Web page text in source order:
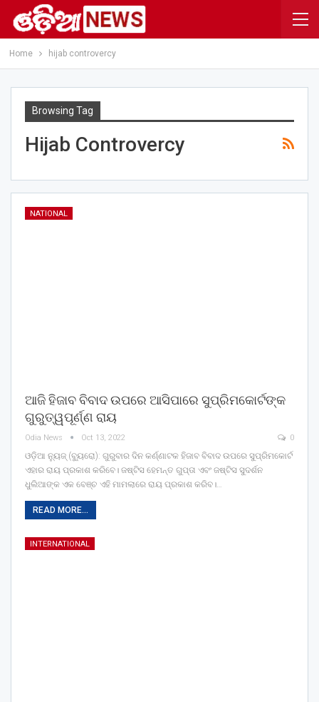
Home hijab controvercy
Browsing Tag
Hijab Controvercy
NATIONAL
ଆଜି ହିଜାବ ବିବାଦ ଉପରେ ଆସିପାରେ ସୁପ୍ରିମକୋର୍ଟଙ୍କ
ଗୁରୁତ୍ୱପୂର୍ଣ୍ଣ ରାୟ
Odia News Oct 13, 2022 0
ଓଡ଼ିଆ ନ୍ୟୁଜ୍ (ବ୍ୟୁରୋ): ଗୁରୁବାର ଦିନ କର୍ଣ୍ଣାଟକ ହିଜାବ ବିବାଦ ଉପରେ ସୁପ୍ରିମକୋର୍ଟ
ଏହାର ରାୟ ପ୍ରକାଶ କରିବେ। ଜଷ୍ଟିସ ହେମନ୍ତ ଗୁପ୍ତା ଏବଂ ଜଷ୍ଟିସ ସୁଦର୍ଶନ
ଧୁଲିଆଙ୍କ ଏକ ବେଞ୍ଚ ଏହି ମାମଲାରେ ରାୟ ପ୍ରକାଶ କରିବ।…
READ MORE...
INTERNATIONAL